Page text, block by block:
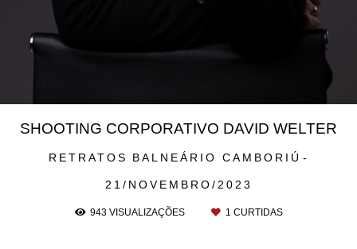
RETRATOS BALNEÁRIO CAMBORIÚ
21/NOVEMBRO/2023
SHOOTING CORPORATIVO DAVID WELTER
943VISUALIZAÇÕES 1 CURTIDAS